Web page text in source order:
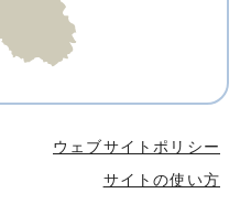
ウェブサイトポリシー
サイトの使い方